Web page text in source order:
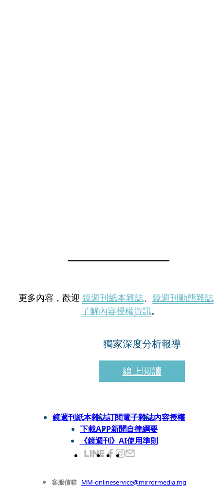
更多內容，歡迎 鏡週刊紙本雜誌、 鏡週刊動態雜誌
了解內容授權資訊。
獨家深度分析報導
線上閱讀
鏡週刊紙本雜誌訂閱電子雜誌內容授權
下載APP新聞自律綱要
《鏡週刊》AI使用準則
客服信箱 MM-onlineservice@mirrormedia.mg